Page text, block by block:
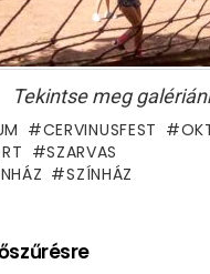
Tekintse meg
CERVINUSFEST
SZARVAS
SZÍNHÁZ